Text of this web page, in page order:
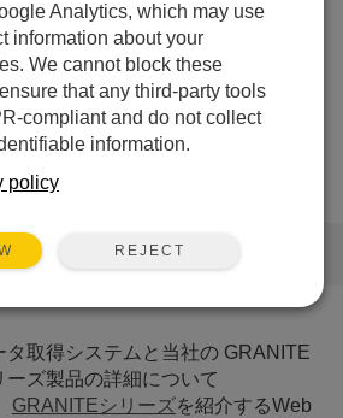
タ取得システムと当社の GRANITE
ーズ製品の詳細について
GRANITEシリーズを紹介するWeb
Analytics, which may use
information about your
We cannot block these
that any third-party tools
compliant and do not collect
information.
policy
REJECT